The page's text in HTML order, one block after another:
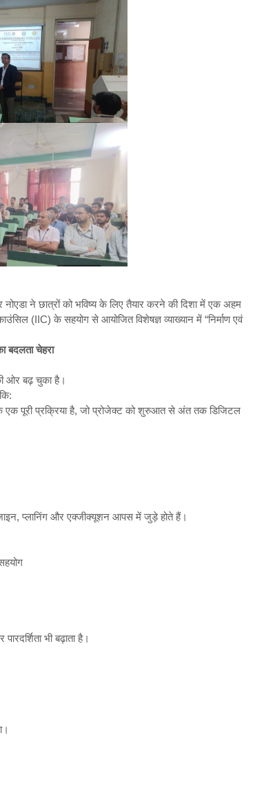
ने छात्रों को भविष्य के लिए तैयार करने की दिशा में एक अहम
(IIC) के सहयोग से आयोजित विशेषज्ञ व्याख्यान में “निर्माण एवं
चेहरा
ओर बढ़ चुका है।
पूरी प्रक्रिया है, जो प्रोजेक्ट को शुरुआत से अंत तक डिजिटल
प्लानिंग और एक्जीक्यूशन आपस में जुड़े होते हैं।
भी बढ़ाता है।